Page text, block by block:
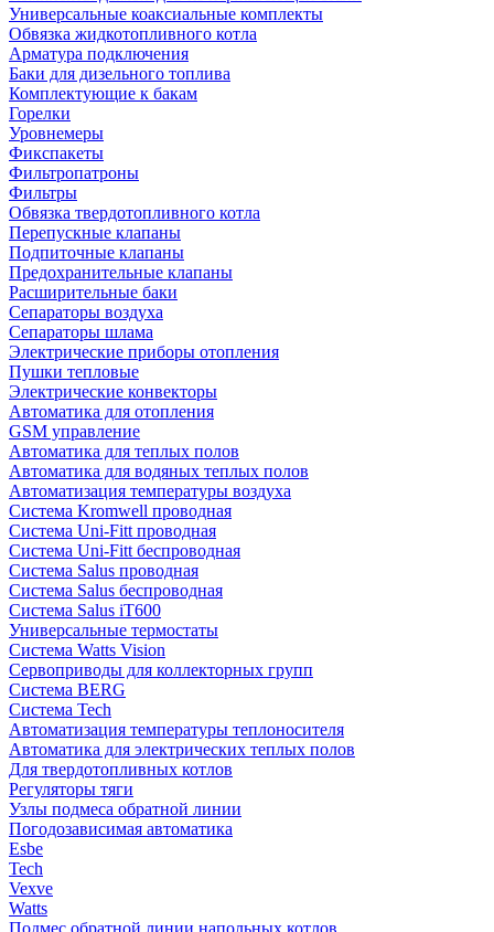
Универсальные коаксиальные комплекты
Обвязка жидкотопливного котла
Арматура подключения
Баки для дизельного топлива
Комплектующие к бакам
Горелки
Уровнемеры
Фикспакеты
Фильтропатроны
Фильтры
Обвязка твердотопливного котла
Перепускные клапаны
Подпиточные клапаны
Предохранительные клапаны
Расширительные баки
Сепараторы воздуха
Сепараторы шлама
Электрические приборы отопления
Пушки тепловые
Электрические конвекторы
Автоматика для отопления
GSM управление
Автоматика для теплых полов
Автоматика для водяных теплых полов
Автоматизация температуры воздуха
Система Kromwell проводная
Система Uni-Fitt проводная
Система Uni-Fitt беспроводная
Система Salus проводная
Система Salus беспроводная
Система Salus iT600
Универсальные термостаты
Система Watts Vision
Сервоприводы для коллекторных групп
Система BERG
Система Tech
Автоматизация температуры теплоносителя
Автоматика для электрических теплых полов
Для твердотопливных котлов
Регуляторы тяги
Узлы подмеса обратной линии
Погодозависимая автоматика
Esbe
Tech
Vexve
Watts
Подмес обратной линии напольных котлов